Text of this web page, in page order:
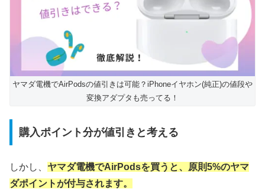
ヤマダ電機でAirPodsの値引きは可能？iPhoneイヤホン(純正)の値段や
変換アダプタも売ってる！
購入ポイント分が値引きと考える
しかし、 ヤマダ電機でAirPodsを買うと、原則5%のヤマ
ダポイントが付与されます。